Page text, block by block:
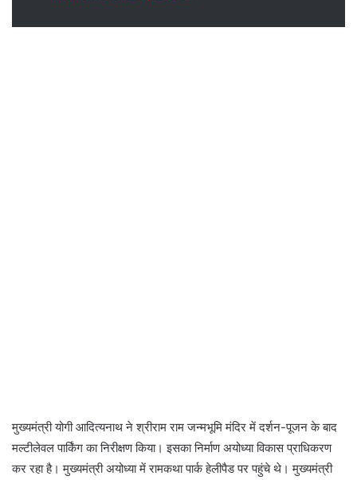
मुख्यमंत्री योगी आदित्यनाथ ने श्रीराम राम जन्मभूमि मंदिर में दर्शन-पूजन के बाद
मल्टीलेवल पार्किंग का निरीक्षण किया। इसका निर्माण अयोध्या विकास प्राधिकरण
कर रहा है। मुख्यमंत्री अयोध्या में रामकथा पार्क हेलीपैड पर पहुंचे थे। मुख्यमंत्री